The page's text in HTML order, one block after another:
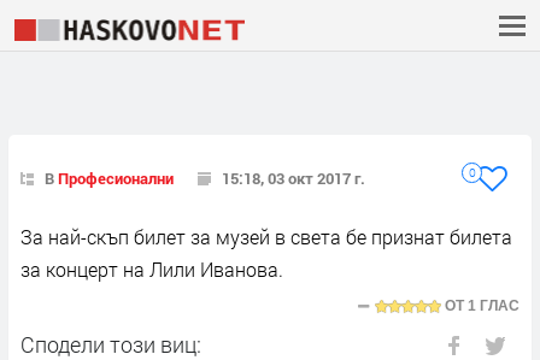
ВПрофесионални 15:18, 03 окт 2017 г. 0
За най-скъп билет за музей в света бе признат билета
за концерт на Лили Иванова.
ОТ1 ГЛАС
Сподели този виц: